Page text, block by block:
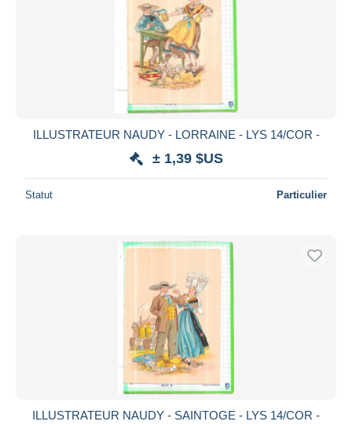
ILLUSTRATEUR NAUDY - LORRAINE - LYS 14/COR -
± 1,39 $US
Statut Particulier
ILLUSTRATEUR NAUDY - SAINTOGE - LYS 14/COR -